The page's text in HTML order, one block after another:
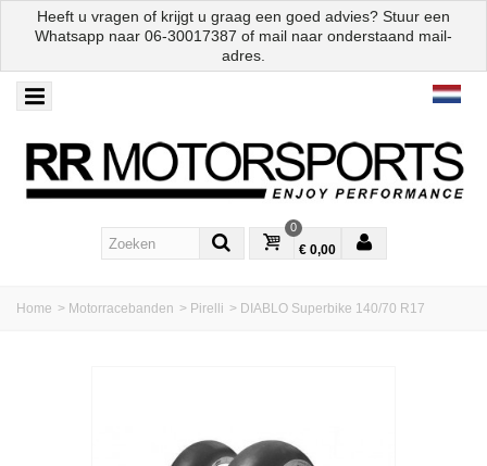
Heeft u vragen of krijgt u graag een goed advies? Stuur een
Whatsapp naar 06-30017387 of mail naar onderstaand mail-
adres.
0
€ 0,00
Home > Motorracebanden > Pirelli > DIABLO Superbike 140/70 R17